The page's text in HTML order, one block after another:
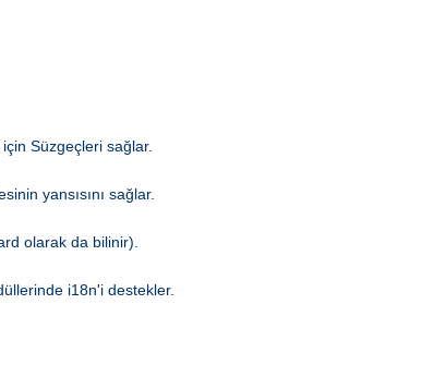
Süzgeçleri sağlar.
yansısını sağlar.
olarak da bilinir).
i18n'i destekler.